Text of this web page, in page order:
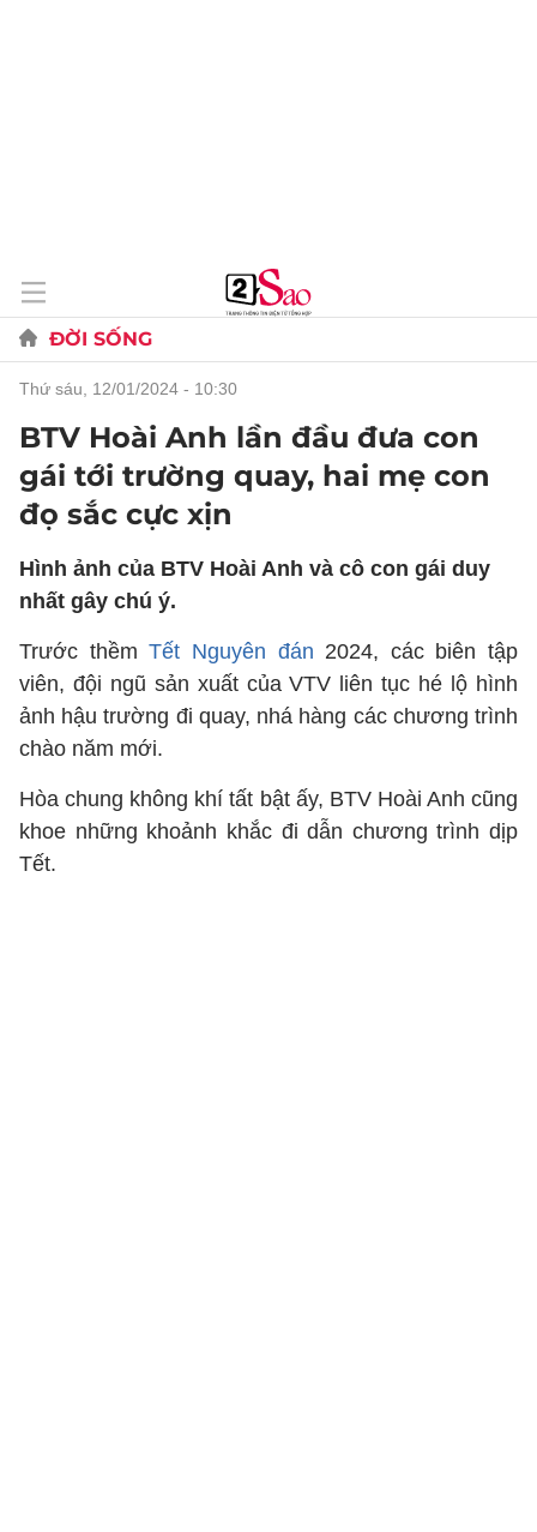
ĐỜI SỐNG
thứ sáu, 12/01/2024 - 10:30
BTV Hoài Anh lần đầu đưa con
gái tới trường quay, hai mẹ con
đọ sắc cực xịn
Hình ảnh của BTV Hoài Anh và cô con gái duy
nhất gây chú ý.
Trước thềmTết Nguyên đán 2024, các biên tập
viên, đội ngũ sản xuất của VTV liên tục hé lộ hình
ảnh hậu trường đi quay, nhá hàng các chương trình
chào năm mới.
Hòa chung không khí tất bật ấy, BTV Hoài Anh cũng
khoe những khoảnh khắc đi dẫn chương trình dịp
Tết.